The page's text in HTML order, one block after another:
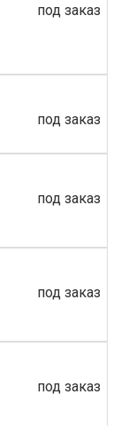
под заказ
под заказ
под заказ
под заказ
под заказ